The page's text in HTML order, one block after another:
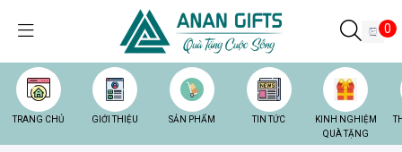
0
TRANG CHỦ GIỚI THIỆU SẢN PHẨM TIN TỨC
KINH NGHIỆM
QUÀ TẶNG